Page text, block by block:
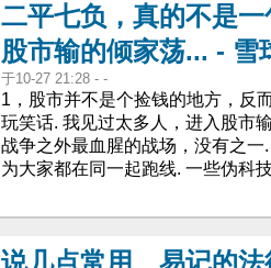
二平七负，真的不是
股市输的倾家荡... - 雪
于10-27 21:28 - -
1，股市并不是个捡钱的地方，反
玩笑话. 我见过太多人，进入股市
战争之外最血腥的战场，没有之
为大家都在同一起跑线. 一些伪科
说几点常用、易记的